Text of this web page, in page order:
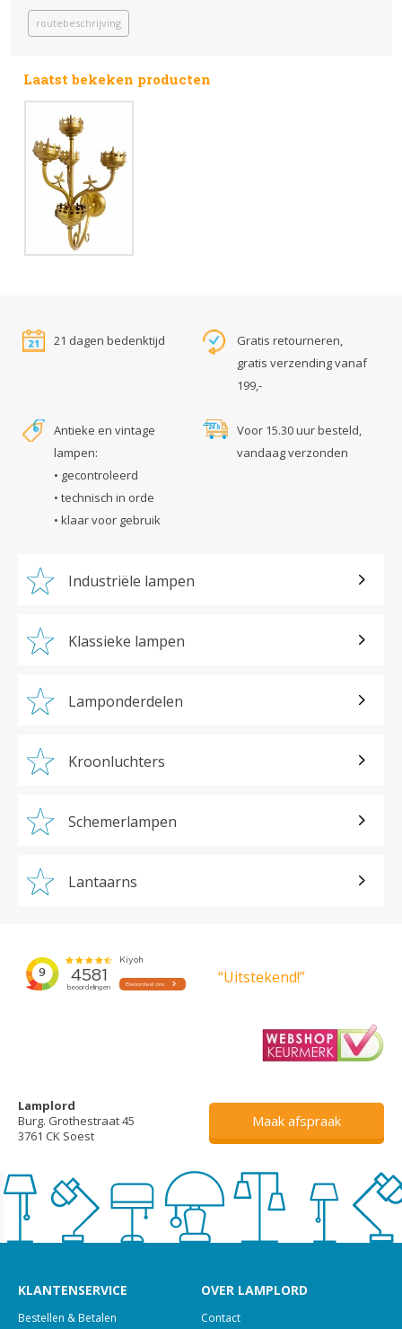
routebeschrijving
Laatst bekeken producten
21 dagen bedenktijd
Gratis retourneren,
gratis verzending vanaf
199,-
Antieke en vintage
lampen:
• gecontroleerd
• technisch in orde
• klaar voor gebruik
Voor 15.30 uur besteld,
vandaag verzonden
Industriële lampen
Klassieke lampen
Lamponderdelen
Kroonluchters
Schemerlampen
Lantaarns
“Uitstekend!”
Lamplord
Burg. Grothestraat 45
3761 CK Soest
Maak afspraak
KLANTENSERVICE
Bestellen & Betalen
OVER LAMPLORD
Contact